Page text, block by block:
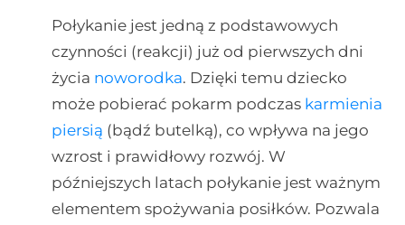
Połykanie jest jedną z podstawowych
czynności (reakcji) już od pierwszych dni
życia noworodka. Dzięki temu dziecko
może pobierać pokarm podczas karmienia
piersią (bądź butelką), co wpływa na jego
wzrost i prawidłowy rozwój. W
późniejszych latach połykanie jest ważnym
elementem spożywania posiłków. Pozwala